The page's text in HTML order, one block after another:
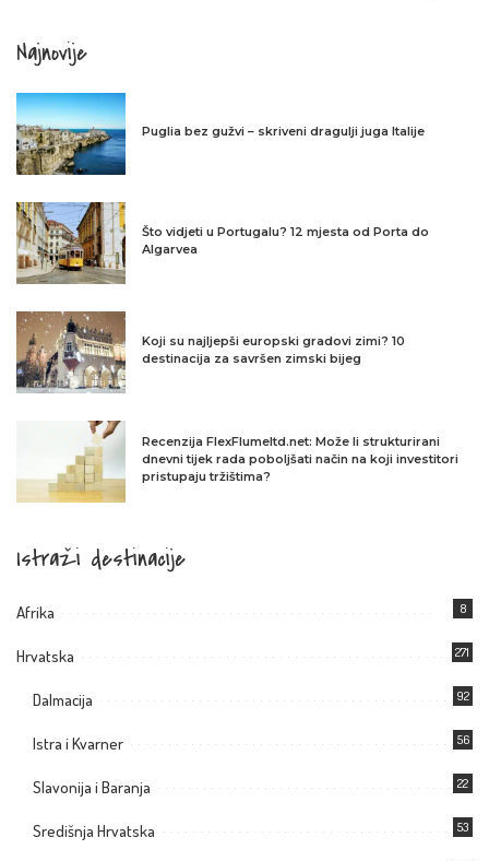
Najnovije
Puglia bez gužvi – skriveni dragulji juga Italije
Što vidjeti u Portugalu? 12 mjesta od Porta do
Algarvea
Koji su najljepši europski gradovi zimi? 10
destinacija za savršen zimski bijeg
Recenzija FlexFlumeltd.net: Može li strukturirani
dnevni tijek rada poboljšati način na koji investitori
pristupaju tržištima?
Istraži destinacije
Afrika 8
Hrvatska 271
Dalmacija 92
Istra i Kvarner 56
Slavonija i Baranja 22
Središnja Hrvatska 53